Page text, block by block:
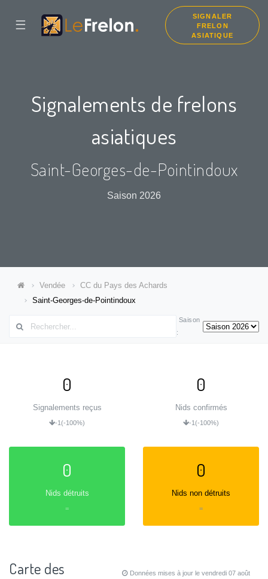
☰
SIGNALER
FRELON
ASIATIQUE
Signalements de frelons
asiatiques
Saint-Georges-de-Pointindoux
Saison 2026
Vendée
CC du Pays des Achards
Saint-Georges-de-Pointindoux
Saison
:
0
Signalements reçus
-1(-100%)
0
Nids confirmés
-1(-100%)
0
Nids détruits
=
0
Nids non détruits
=
Carte des
Données mises à jour le vendredi 07 août